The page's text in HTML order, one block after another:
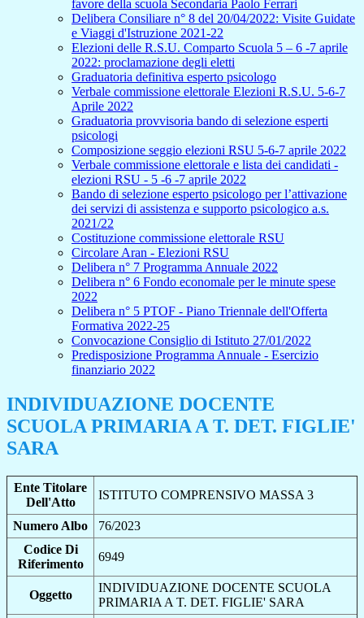
favore della scuola Secondaria Paolo Ferrari
Delibera Consiliare n° 8 del 20/04/2022: Visite Guidate
e Viaggi d'Istruzione 2021-22
Elezioni delle R.S.U. Comparto Scuola 5 – 6 -7 aprile
2022: proclamazione degli eletti
Graduatoria definitiva esperto psicologo
Verbale commissione elettorale Elezioni R.S.U. 5-6-7
Aprile 2022
Graduatoria provvisoria bando di selezione esperti
psicologi
Composizione seggio elezioni RSU 5-6-7 aprile 2022
Verbale commissione elettorale e lista dei candidati -
elezioni RSU - 5 -6 -7 aprile 2022
Bando di selezione esperto psicologo per l’attivazione
dei servizi di assistenza e supporto psicologico a.s.
2021/22
Costituzione commissione elettorale RSU
Circolare Aran - Elezioni RSU
Delibera n° 7 Programma Annuale 2022
Delibera n° 6 Fondo economale per le minute spese
2022
Delibera n° 5 PTOF - Piano Triennale dell'Offerta
Formativa 2022-25
Convocazione Consiglio di Istituto 27/01/2022
Predisposizione Programma Annuale - Esercizio
finanziario 2022
INDIVIDUAZIONE DOCENTE
SCUOLA PRIMARIA A T. DET. FIGLIE'
SARA
Ente Titolare
Dell'Atto
ISTITUTO COMPRENSIVO MASSA 3
Numero Albo
76/2023
Codice Di
Riferimento
6949
Oggetto
INDIVIDUAZIONE DOCENTE SCUOLA
PRIMARIA A T. DET. FIGLIE' SARA